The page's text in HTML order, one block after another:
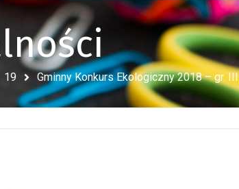
19 Gminny Konkurs Ekologiczny 2018 – gr. III